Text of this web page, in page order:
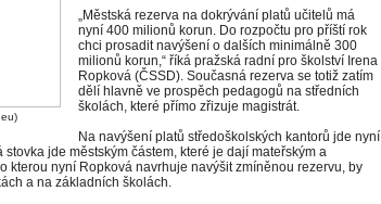
„Městská rezerva na dokrývání platů učitelů má
nyní 400 milionů korun. Do rozpočtu pro příští rok
chci prosadit navýšení o dalších minimálně 300
milionů korun,“ říká pražská radní pro školství Irena
Ropková (ČSSD). Současná rezerva se totiž zatím
dělí hlavně ve prospěch pedagogů na středních
školách, které přímo zřizuje magistrát.
Na navýšení platů středoškolských kantorů jde nyní
jde městským částem, které je dají mateřským a
kterou nyní Ropková navrhuje navýšit zmíněnou rezervu, by
a na základních školách.